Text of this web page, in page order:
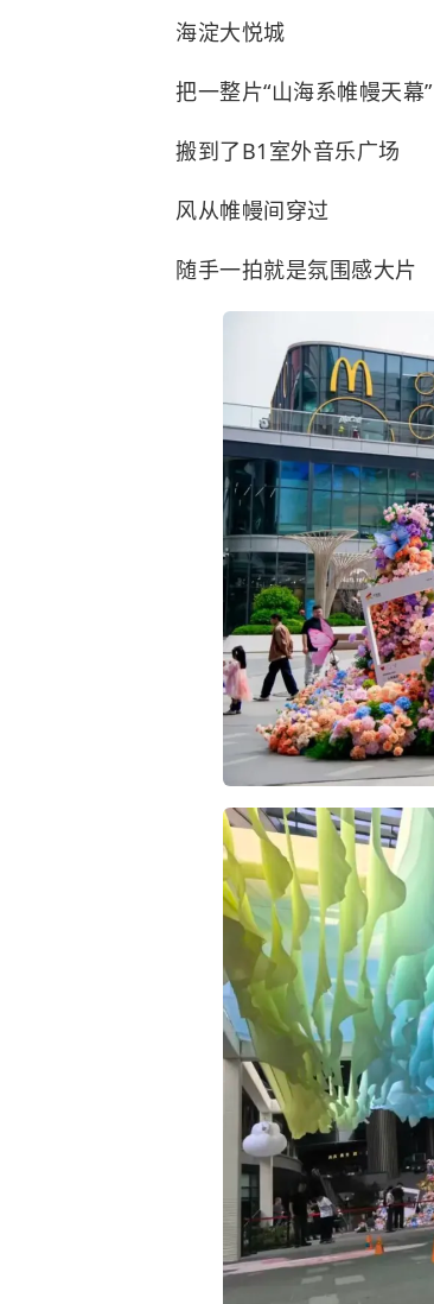
海淀大悦城
把一整片“山海系帷幔天幕”
搬到了B1室外音乐广场
风从帷幔间穿过
随手一拍就是氛围感大片